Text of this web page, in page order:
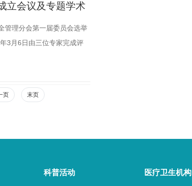
立会议及专题学术
管理分会第一届委员会选举
3月6日由三位专家完成评
公示有异议，请及时以口
页 末页
科普活动 医疗卫生机构